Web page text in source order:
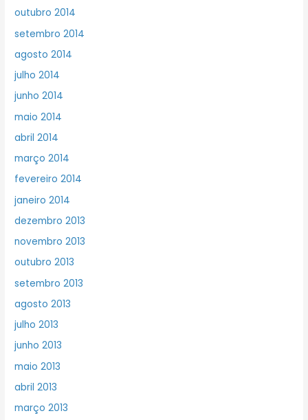
outubro 2014
setembro 2014
agosto 2014
julho 2014
junho 2014
maio 2014
abril 2014
março 2014
fevereiro 2014
janeiro 2014
dezembro 2013
novembro 2013
outubro 2013
setembro 2013
agosto 2013
julho 2013
junho 2013
maio 2013
abril 2013
março 2013